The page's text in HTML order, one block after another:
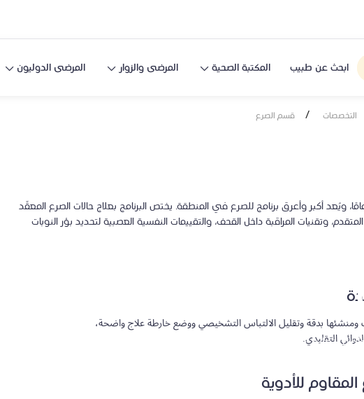
ابحث عن طبيب المكتبة الصحية المرضى والزوار المرضى الدوليون
التخصصات / قسم الصرع
نعالج حالات الصرع المعقّدة والنوبات المقاومة
برنامج الصرع خبرة تمتد لأكثر من 30 عامًا، ويُعد أكبر وأعرق برنامج للصرع في المنطقة. يختص البرنامج بعلاج حالات الصرع المعقّد
وتقنيات المراقبة داخل القحف، والتقييمات النفسية العصبية لتحديد بؤر النوبات
بدقة وتقليل الالتباس التشخيصي ووضع خارطة علاج واضحة،
التقليدي.
للأدوية